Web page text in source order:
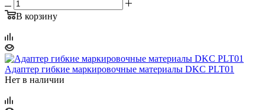
В корзину
Адаптер гибкие маркировочные материалы DKC PLT01
Нет в наличии